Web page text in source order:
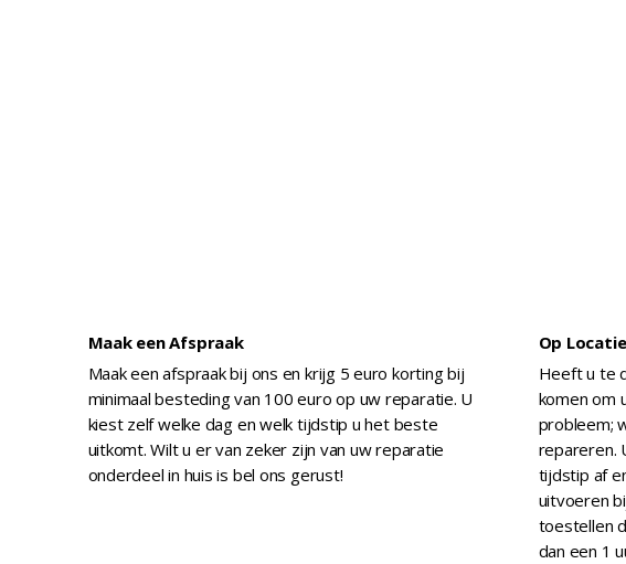
Maak een Afspraak
Maak een afspraak bij ons en krijg 5 euro korting bij
minimaal besteding van 100 euro op uw reparatie. U
kiest zelf welke dag en welk tijdstip u het beste
uitkomt. Wilt u er van zeker zijn van uw reparatie
onderdeel in huis is bel ons gerust!
Op Locatie
Heeft u te
komen om
probleem;
repareren.
tijdstip af
uitvoeren
toestellen
dan een 1